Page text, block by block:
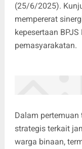
(25/6/2025).
mempererat
kepesertaan
pemasyarakatan.
Dalam pertemuan
strategis terkait
warga binaan,